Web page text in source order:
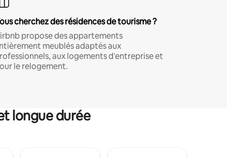
cherchez des résidences de tourisme ?
propose des appartements
meublés adaptés aux
aux logements d'entreprise et
le relogement.
longue durée